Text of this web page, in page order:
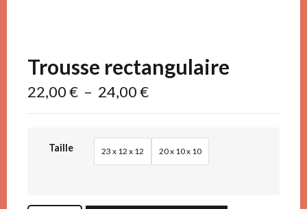
Trousse rectangulaire
22,00€ – 24,00€
Taille 23 x 12 x 12 20 x 10 x 10